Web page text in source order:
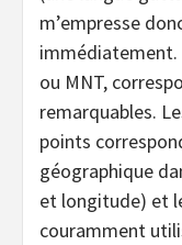
m’empresse
immédiatement.
ou MNT,
remarquables.
points
géographique
et longitude) et
couramment